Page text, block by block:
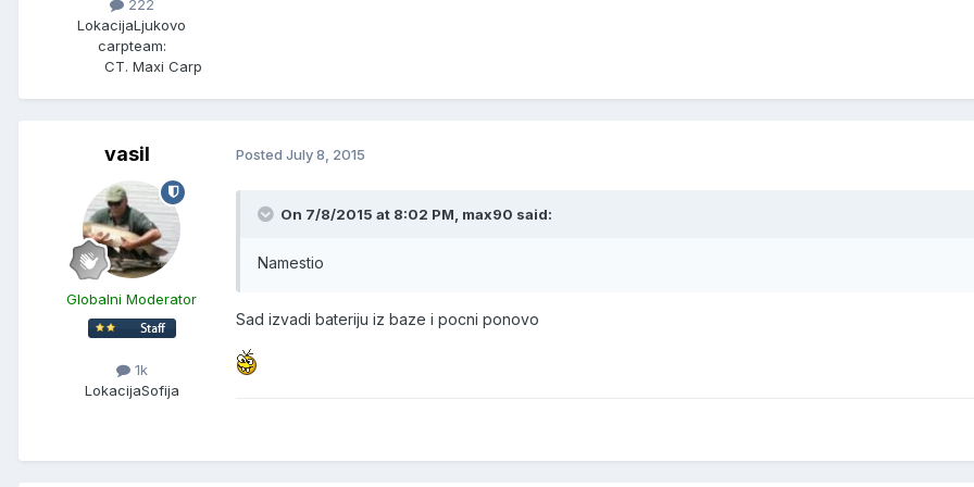
222
LokacijaLjukovo
carpteam:
CT. Maxi Carp
vasil
Globalni Moderator
1k
LokacijaSofija
Posted July 8, 2015
On 7/8/2015 at 8:02 PM, max90 said:
Namestio
Sad izvadi bateriju iz baze i pocni ponovo